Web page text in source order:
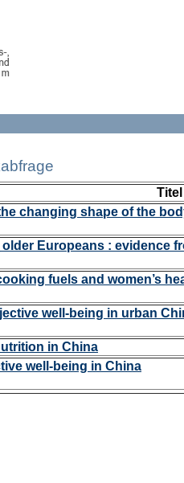
Titel
changing shape of the
Europeans : evidence
fuels and women’s
well-being in urban
in China
well-being in China